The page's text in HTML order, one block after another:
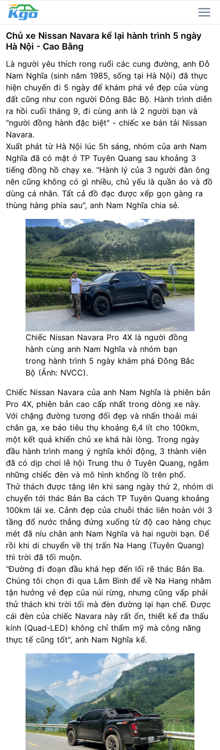
Chủ xe Nissan Navara kể lại hành trình 5 ngày
Hà Nội - Cao Bằng
Là người yêu thích rong ruổi các cung đường, anh Đỗ
Nam Nghĩa (sinh năm 1985, sống tại Hà Nội) đã thực
hiện chuyến đi 5 ngày để khám phá vẻ đẹp của vùng
đất cũng như con người Đông Bắc Bộ. Hành trình diễn
ra hồi cuối tháng 9, đi cùng anh là 2 người bạn và
"người đồng hành đặc biệt" - chiếc xe bán tải Nissan
Navara.
Xuất phát từ Hà Nội lúc 5h sáng, nhóm của anh Nam
Nghĩa đã có mặt ở TP Tuyên Quang sau khoảng 3
tiếng đồng hồ chạy xe. "Hành lý của 3 người đàn ông
nên cũng không có gì nhiều, chủ yếu là quần áo và đồ
dùng cá nhân. Tất cả đồ đạc được xếp gọn gàng ra
thùng hàng phía sau", anh Nam Nghĩa chia sẻ.
Chiếc Nissan Navara Pro 4X là người đồng
hành cùng anh Nam Nghĩa và nhóm bạn
trong hành trình 5 ngày khám phá Đông Bắc
Bộ (Ảnh: NVCC).
Chiếc Nissan Navara của anh Nam Nghĩa là phiên bản
Pro 4X, phiên bản cao cấp nhất trong dòng xe này.
Với chặng đường tương đối đẹp và nhấn thoải mái
chân ga, xe báo tiêu thụ khoảng 6,4 lít cho 100km,
một kết quả khiến chủ xe khá hài lòng. Trong ngày
đầu hành trình mang ý nghĩa khởi động, 3 thành viên
đã có dịp chơi lễ hội Trung thu ở Tuyên Quang, ngắm
những chiếc đèn và mô hình khổng lồ trên phố.
Thử thách được tăng lên khi sang ngày thứ 2, nhóm di
chuyển tới thác Bản Ba cách TP Tuyên Quang khoảng
100km lái xe. Cảnh đẹp của chuỗi thác liên hoàn với 3
tầng đổ nước thẳng đứng xuống từ độ cao hàng chục
mét đã níu chân anh Nam Nghĩa và hai người bạn. Để
rồi khi di chuyển về thị trấn Na Hang (Tuyên Quang)
thì trời đã tối muộn.
"Đường đi đoạn đầu khá hẹp đến lối rẽ thác Bản Ba.
Chúng tôi chọn đi qua Lâm Bình để về Na Hang nhằm
tận hưởng vẻ đẹp của núi rừng, nhưng cũng vấp phải
thử thách khi trời tối mà đèn đường lại hạn chế. Được
cái đèn của chiếc Navara này rất ổn, thiết kế đa thấu
kính (Quad-LED) không chỉ thẩm mỹ mà công năng
thực tế cũng tốt", anh Nam Nghĩa kể.